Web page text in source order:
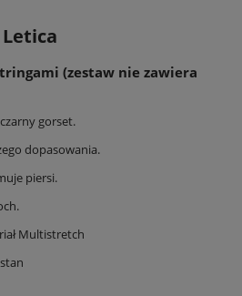
(zestaw nie zawiera
gorset.
dopasowania.
piersi.
Multistretch